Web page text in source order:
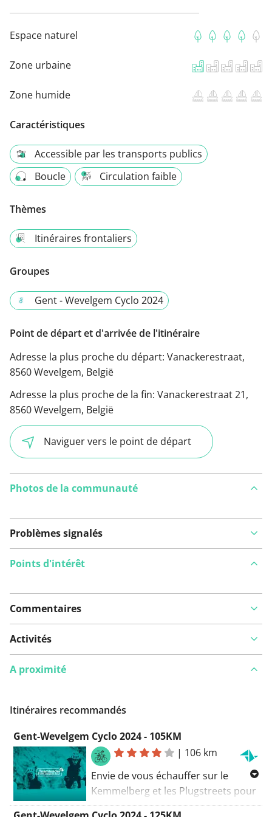
Espace naturel
Zone urbaine
Zone humide
Caractéristiques
Accessible par les transports publics
Boucle
Circulation faible
Thèmes
Itinéraires frontaliers
Groupes
Gent - Wevelgem Cyclo 2024
Point de départ et d'arrivée de l'itinéraire
Adresse la plus proche du départ: Vanackerestraat,
8560 Wevelgem, België
Adresse la plus proche de la fin: Vanackerestraat 21,
8560 Wevelgem, België
Naviguer vers le point de départ
Photos de la communauté
Problèmes signalés
Voir sur la carte
Vous avez remarqué quelque chose sur cet itinéraire ?
Points d'intérêt
Commentaires
Activités
A proximité
Itinéraires recommandés
Gent-Wevelgem Cyclo 2024 - 105KM
| 106 km
Envie de vous échauffer sur le
Kemmelberg et les Plugstreets pour
les pros lors de la Gent-Wevelgem